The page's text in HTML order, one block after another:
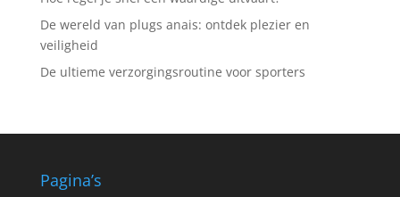
De wereld van plugs anais: ontdek plezier en
veiligheid
De ultieme verzorgingsroutine voor sporters
Pagina’s